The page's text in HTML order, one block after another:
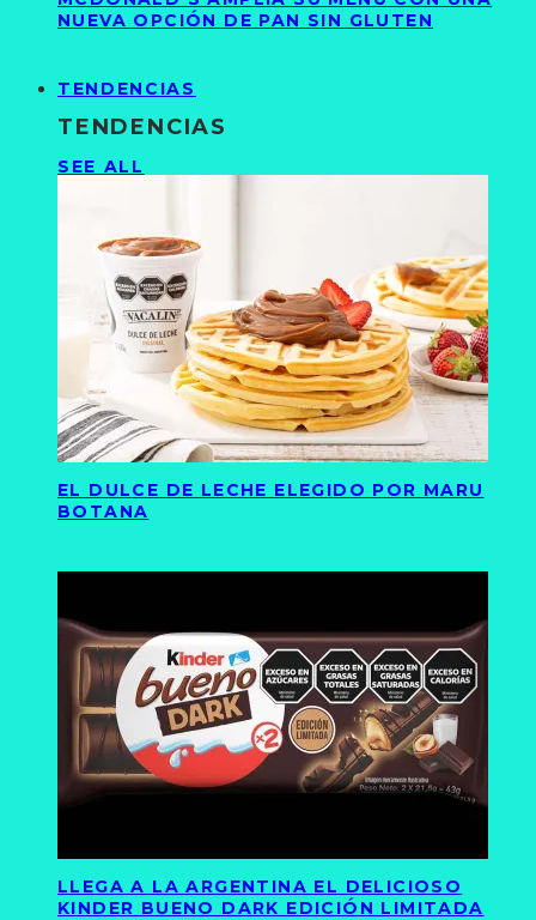
NUEVA OPCIÓN DE PAN SIN GLUTEN
TENDENCIAS
TENDENCIAS
SEE ALL
EL DULCE DE LECHE ELEGIDO POR MARU
BOTANA
LLEGA A LA ARGENTINA EL DELICIOSO
KINDER BUENO DARK EDICIÓN LIMITADA